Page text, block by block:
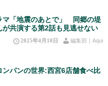
マ「地震のあとで」 同郷の堤
共演する第2話も見逃せない
2025年4月10日 編集部｜Aqui
ンパンの世界:西宮6店舗食べ比